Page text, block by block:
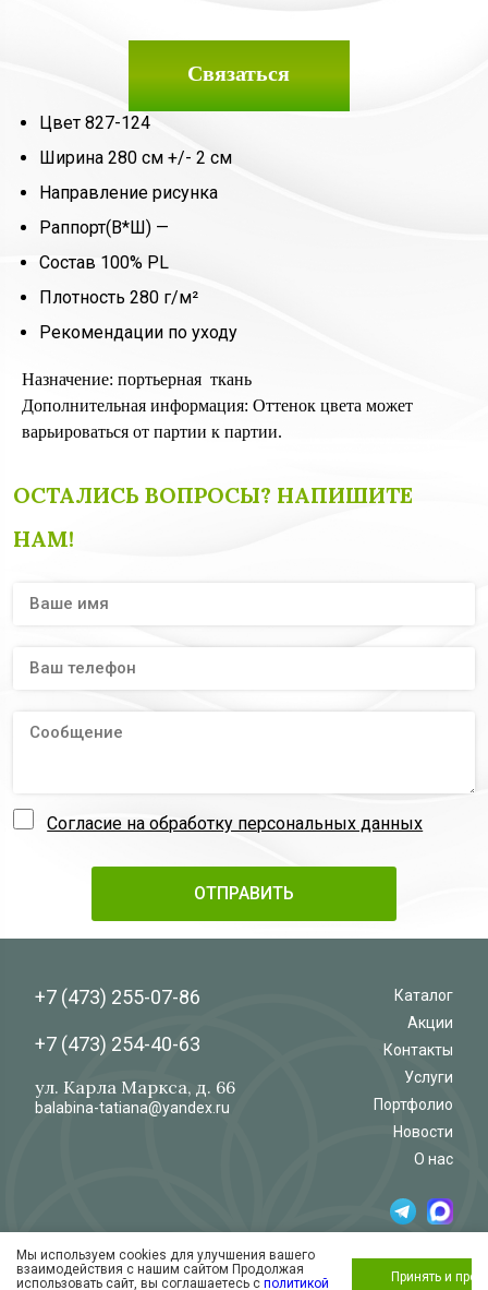
Связаться
Цвет 827-124
Ширина 280 см +/- 2 см
Направление рисунка
Раппорт(В*Ш) —
Состав 100% PL
Плотность 280 г/м²
Рекомендации по уходу
Назначение: портьерная ткань
Дополнительная информация: Оттенок цвета может
варьироваться от партии к партии.
ОСТАЛИСЬ ВОПРОСЫ? НАПИШИТЕ
НАМ!
Согласие на обработку персональных данных
+7 (473) 255-07-86
+7 (473) 254-40-63
ул. Карла Маркса, д. 66
balabina-tatiana@yandex.ru
Каталог
Акции
Контакты
Услуги
Портфолио
Новости
О нас
© 2026
Обработка и защита персональных данных
Согласие на обработку персональных
Салон-магазин
«Флёр»
Мы используем cookies для улучшения вашего
взаимодействия с нашим сайтом Продолжая
использовать сайт, вы соглашаетесь с политикой Принять и